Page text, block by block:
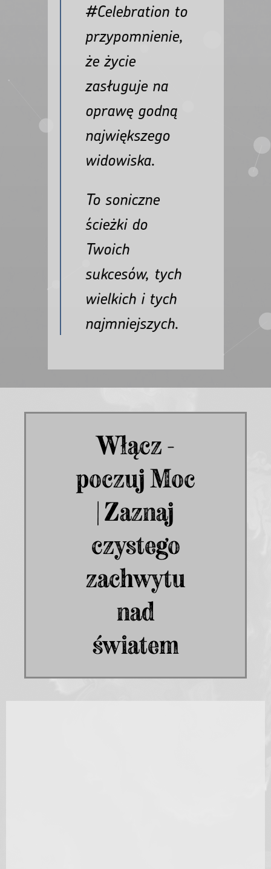
#Celebration to
przypomnienie,
że życie
zasługuje na
oprawę godną
największego
widowiska.
To soniczne
ścieżki do
Twoich
sukcesów, tych
wielkich i tych
najmniejszych.
Włącz -
poczuj Moc
| Zaznaj
czystego
zachwytu
nad
światem